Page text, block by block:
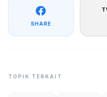
SHARE
TOPIK TERKAIT